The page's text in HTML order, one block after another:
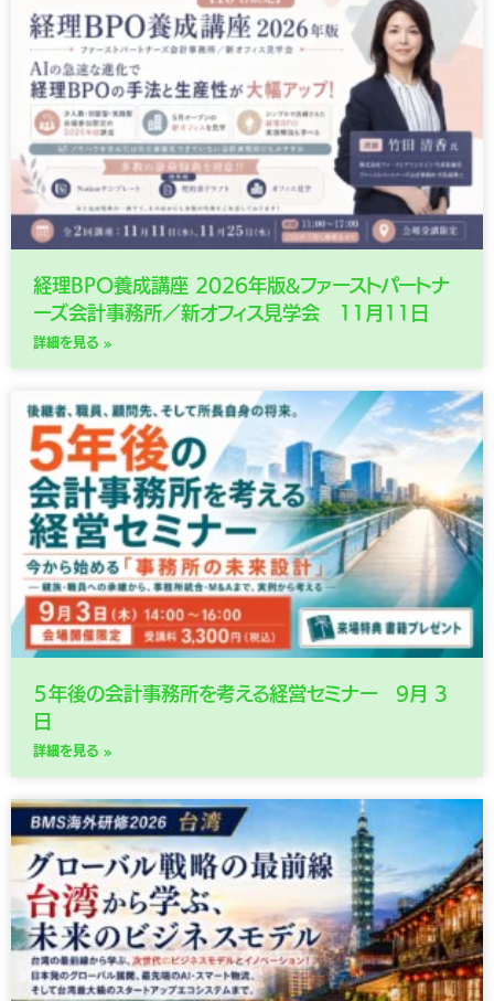
経理BPO養成講座 2026年版&ファーストパートナ
ーズ会計事務所／新オフィス見学会 11月11日
詳細を見る »
５年後の会計事務所を考える経営セミナー 9月 3
日
詳細を見る »